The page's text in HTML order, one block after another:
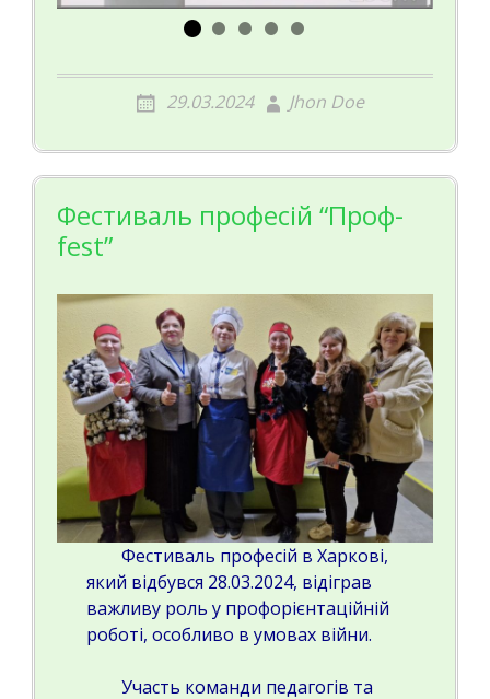
29.03.2024 Jhon Doe
Фестиваль професій “Проф-
fest”
Фестиваль професій в Харкові,
який відбувся 28.03.2024, відіграв
важливу роль у профорієнтаційній
роботі, особливо в умовах війни.
Участь команди педагогів та